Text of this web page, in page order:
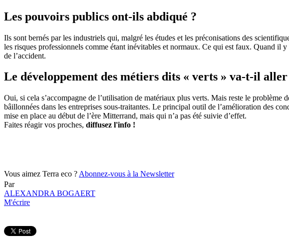
Les pouvoirs publics ont-ils abdiqué ?
Ils sont bernés par les industriels qui, malgré les études et les préconisations des
les risques professionnels comme étant inévitables et normaux. Ce qui est faux. Quand il
de l’accident.
Le développement des métiers dits « verts » va-t-il
Oui, si cela s’accompagne de l’utilisation de matériaux plus verts. Mais reste le problème
bâillonnées dans les entreprises sous-traitantes. Le principal outil de l’amélioration des
mise en place au début de l’ère Mitterrand, mais qui n’a pas été suivie d’effet.
Faites réagir vos proches, diffusez l'info !
Vous aimez Terra eco ? Abonnez-vous à la Newsletter
Par
ALEXANDRA BOGAERT
M'écrire